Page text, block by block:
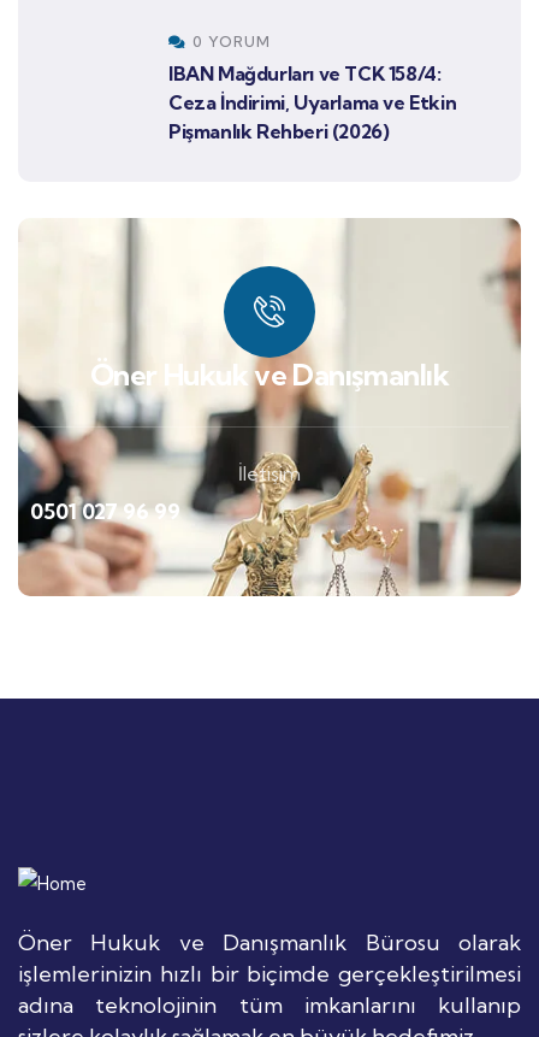
0 YORUM
IBAN Mağdurları ve TCK 158/4:
Ceza İndirimi, Uyarlama ve Etkin
Pişmanlık Rehberi (2026)
Öner Hukuk ve Danışmanlık
İletişim
0501 027 96 99
Öner Hukuk ve Danışmanlık Bürosu olarak
işlemlerinizin hızlı bir biçimde gerçekleştirilmesi
adına teknolojinin tüm imkanlarını kullanıp